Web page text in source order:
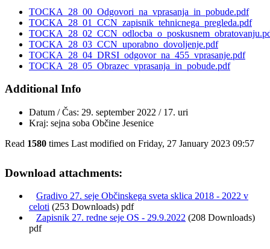
TOCKA_28_00_Odgovori_na_vprasanja_in_pobude.pdf
TOCKA_28_01_CCN_zapisnik_tehnicnega_pregleda.pdf
TOCKA_28_03_CCN_uporabno_dovoljenje.pdf
TOCKA_28_04_DRSI_odgovor_na_455_vprasanje.pdf
TOCKA_28_05_Obrazec_vprasanja_in_pobude.pdf
Additional Info
Datum / Čas: 29. september 2022 / 17. uri
Kraj: sejna soba Občine Jesenice
Read 1580 times Last modified on Friday, 27 January 2023 09:57
Download attachments:
Gradivo 27. seje Občinskega sveta sklica 2018 - 2022 v
celoti (253 Downloads) pdf
Zapisnik 27. redne seje OS - 29.9.2022 (208 Downloads)
pdf